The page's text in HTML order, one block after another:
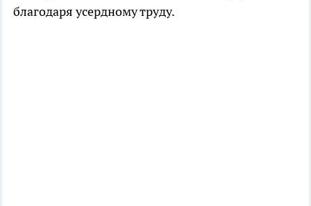
благодаря усердному труду.